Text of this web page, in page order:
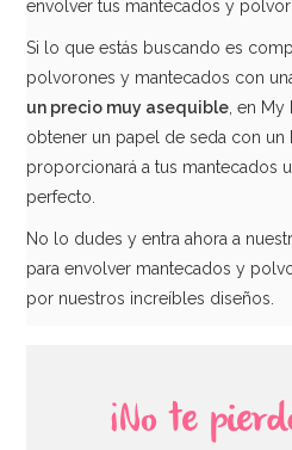
envolver tus mantecados y
Si lo que estás buscando es
polvorones y mantecados con
un precio muy asequible , en
obtener un papel de seda con
proporcionará a tus mantecados
perfecto.
No lo dudes y entra ahora a
para envolver mantecados y
por nuestros increíbles diseños.
¡No te